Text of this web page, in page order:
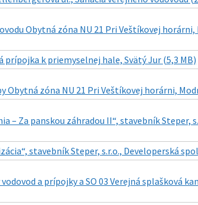
Obytná zóna NU 21 Pri Veštíkovej horárni,
k priemyselnej hale, Svätý Jur (5,3 MB)
zóna NU 21 Pri Veštíkovej horárni,
Za panskou záhradou II“, stavebník Steper,
stavebník Steper, s.r.o., Developerská
a prípojky a SO 03 Verejná splašková